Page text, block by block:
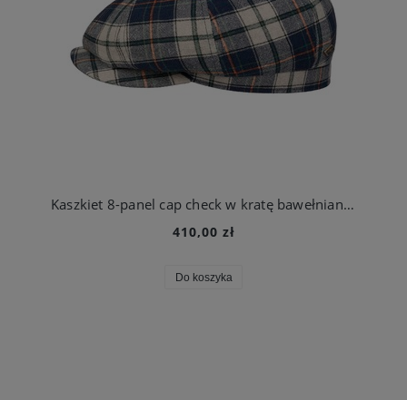
Kaszkiet 8-panel cap check w kratę bawełniany | JJ Hatst
410,00 zł
Do koszyka